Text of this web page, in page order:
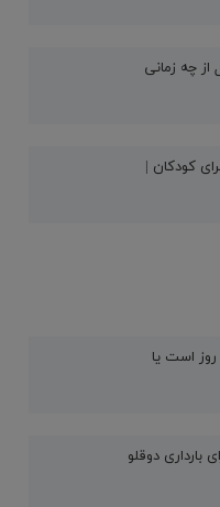
از چه زمانی
استامینوفن ۱۲۵ برای کودکان |
روز است یا
بارداری دوقلو